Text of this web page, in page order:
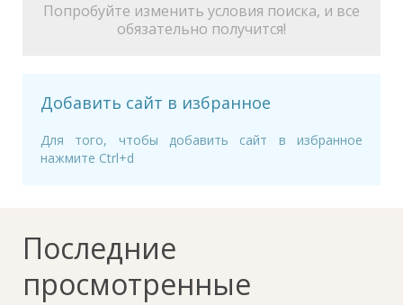
Попробуйте изменить условия поиска, и все
обязательно получится!
Добавить сайт в избранное
Для того, чтобы добавить сайт в избранное
нажмите Ctrl+d
Последние
просмотренные